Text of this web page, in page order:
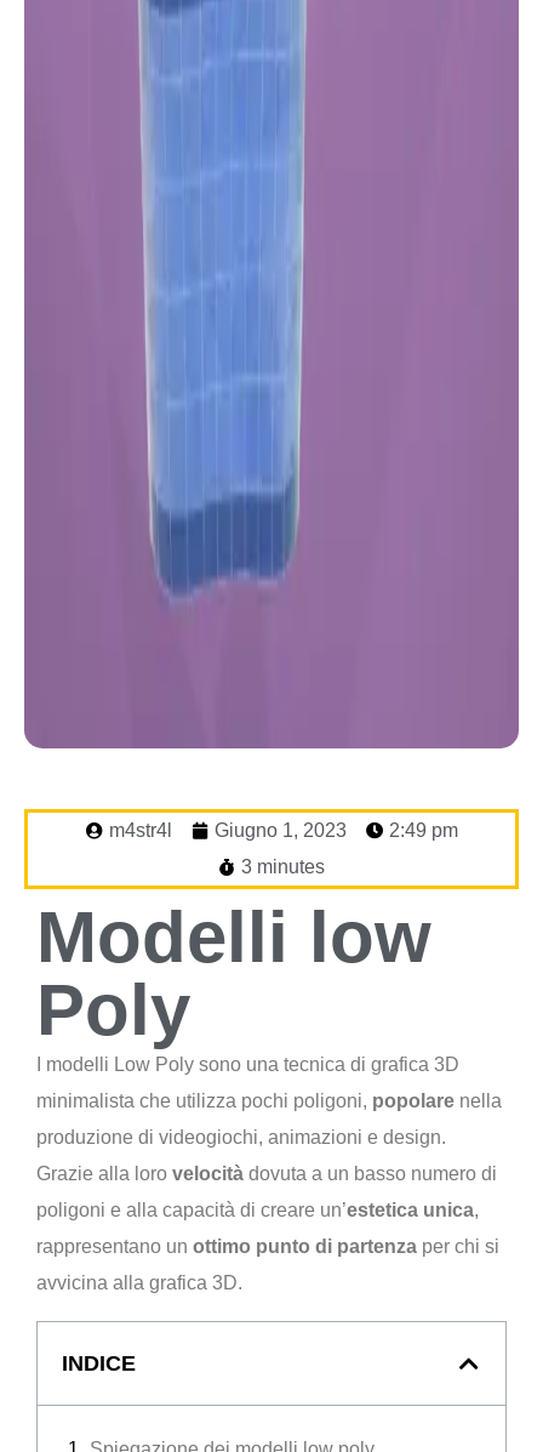
m4str4l Giugno 1, 2023
2:49 pm
3 minutes
Modelli low
Poly
I modelli Low Poly sono una tecnica di grafica 3D
minimalista che utilizza pochi poligoni, popolare nella
produzione di videogiochi, animazioni e design.
Grazie alla loro velocità dovuta a un basso numero di
poligoni e alla capacità di creare un’estetica unica,
rappresentano un ottimo punto di partenza per chi si
avvicina alla grafica 3D.
INDICE